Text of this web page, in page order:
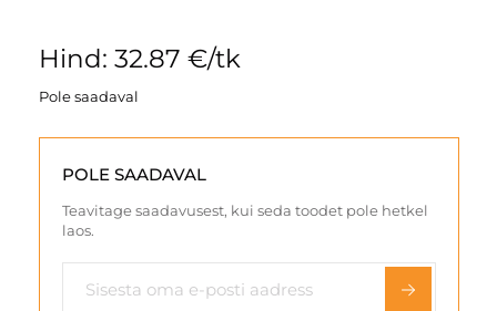
Hind: 32.87 €/tk
Pole saadaval
POLE SAADAVAL
Teavitage saadavusest, kui seda toodet pole hetkel
laos.